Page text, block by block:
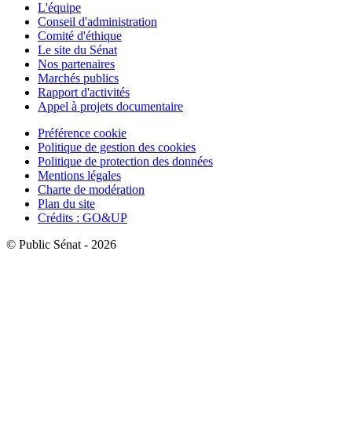
L'équipe
Conseil d'administration
Comité d'éthique
Le site du Sénat
Nos partenaires
Marchés publics
Rapport d'activités
Appel à projets documentaire
Préférence cookie
Politique de gestion des cookies
Politique de protection des données
Mentions légales
Charte de modération
Plan du site
Crédits : GO&UP
© Public Sénat - 2026